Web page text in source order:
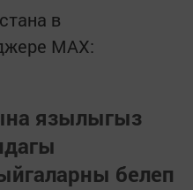
в
MАХ:
язылыгыз
белеп